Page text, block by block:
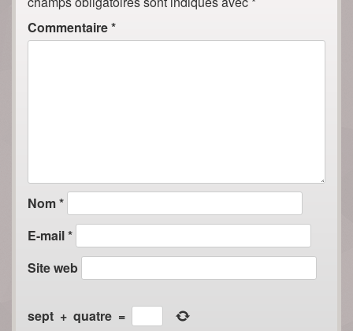
Commentaire*
Nom*
E-mail*
Site web
sept + quatre =